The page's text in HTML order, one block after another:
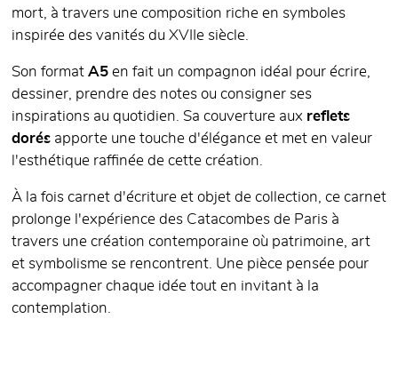
mort, à travers une composition riche en symboles
inspirée des vanités du XVIIe siècle.
Son format A5 en fait un compagnon idéal pour écrire,
dessiner, prendre des notes ou consigner ses
inspirations au quotidien. Sa couverture aux reflets
dorés apporte une touche d'élégance et met en valeur
l'esthétique raffinée de cette création.
À la fois carnet d'écriture et objet de collection, ce carnet
prolonge l'expérience des Catacombes de Paris à
travers une création contemporaine où patrimoine, art
et symbolisme se rencontrent. Une pièce pensée pour
accompagner chaque idée tout en invitant à la
contemplation.